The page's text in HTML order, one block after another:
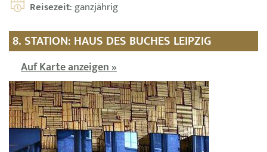
Reisezeit: ganzjährig
8. STATION: HAUS DES BUCHES LEIPZIG
Auf Karte anzeigen »